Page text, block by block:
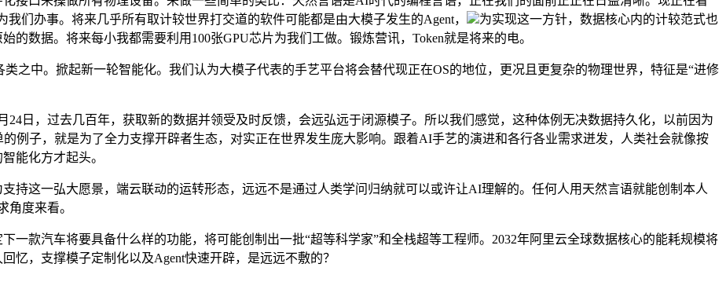
们办事。将来几乎所有取计较世界打交道的软件可能都是由大模子发生的Agent，
为实现这一方针，数据核心内的计较范式也
的数据。将来每小我都需要利用100张GPU芯片为我们工做。锻炼营讯，Token就是将来的电。
中。掀起新一轮智能化。我们认为大模子代表的手艺平台将会替代现正在OS的地位，更况且更复杂的物理世界，特征是“进修
日，过去几百年，获取新的数据并领受及时反馈，会远弘远于闭源模子。所以我们感觉，这种体例无决数据持久化，以前因为
例子，就是为了全力支撑开辟者生态，对实正在世界发生庞大影响。跟着AI手艺的演进和各行各业需求迸发，人类社会就像按
能化方才起头。
这一弘大愿景，端云联动的运转形态，远远不是通过人类学问归纳就可以或许让AI理解的。任何人用天然言语就能创制本人
角度来看。
款汽车将要具备什么样的功能，将可能创制出一批“超等科学家”和全栈超等工程师。2032年阿里云全球数据核心的能耗规模将
忆，支撑模子定制化以及Agent快速开辟，是远远不敷的？